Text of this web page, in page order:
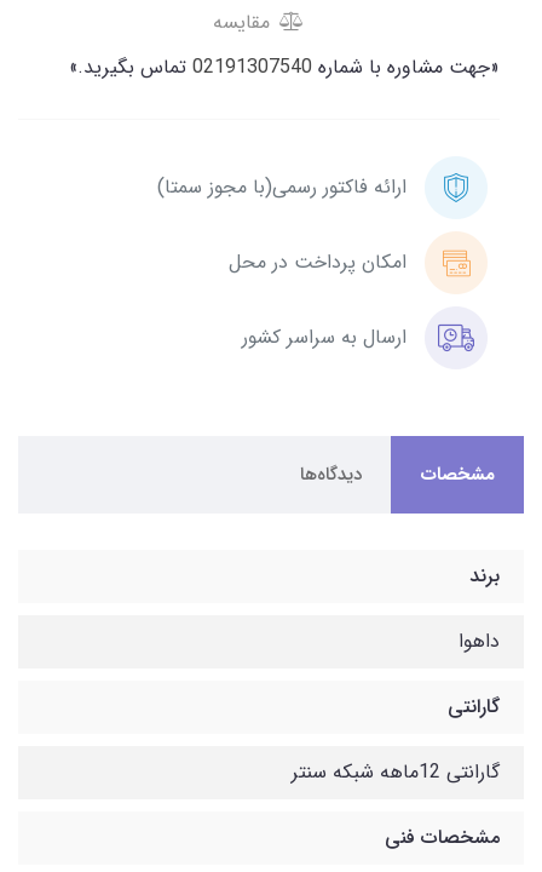
مقایسه
«جهت مشاوره با شماره 02191307540 تماس بگیرید.»
ارائه فاکتور رسمی(با مجوز سمتا)
امکان پرداخت در محل
ارسال به سراسر کشور
مشخصات دیدگاه‌ها
برند
داهوا
گارانتی
گارانتی 12ماهه شبکه سنتر
مشخصات فنی